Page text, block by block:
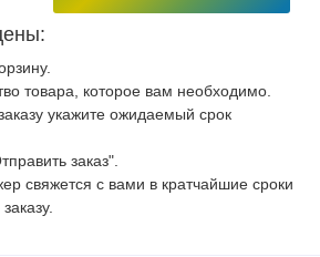
товара, которое вам необходимо.
укажите ожидаемый срок
заказ".
свяжется с вами в кратчайшие сроки